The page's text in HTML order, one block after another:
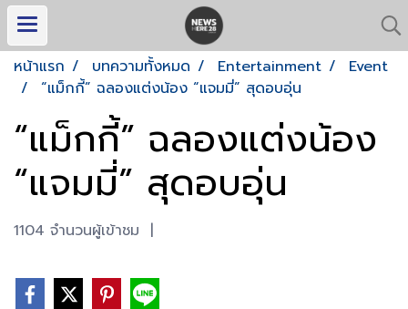
หน้าแรก บทความทั้งหมด Entertainment
Event
“แม็กกี้” ฉลองแต่งน้อง “แจมมี่” สุดอบอุ่น
“แม็กกี้” ฉลองแต่งน้อง
“แจมมี่” สุดอบอุ่น
1104 จำนวนผู้เข้าชม |